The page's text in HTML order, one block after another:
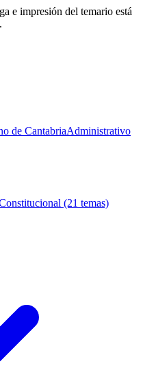
e impresión del temario está
de CantabriaAdministrativo
(21 temas)